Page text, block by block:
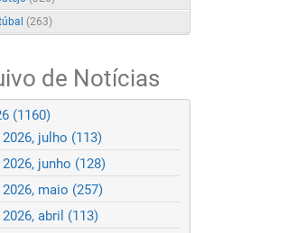
(263)
de Notícias
(1160)
2026, julho (113)
2026, junho (128)
2026, maio (257)
2026, abril (113)